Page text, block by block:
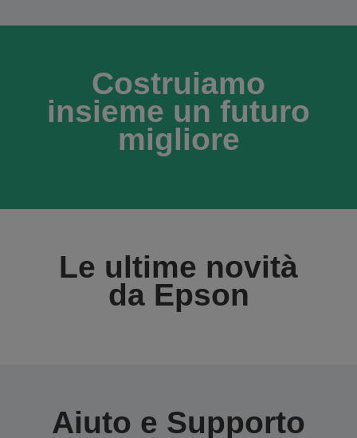
Costruiamo
insieme un futuro
migliore
Le ultime novità
da Epson
Aiuto e Supporto